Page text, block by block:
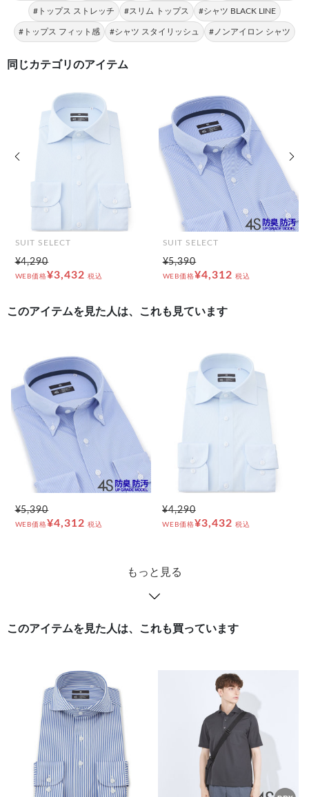
#トップス ストレッチ #スリム トップス #シャツ BLACK LINE
#トップス フィット感 #シャツ スタイリッシュ #ノンアイロン シャツ
同じカテゴリのアイテム
SUIT SELECT
¥4,290
WEB価格¥3,432 税込
SUIT SELECT
¥5,390
WEB価格¥4,312 税込
前の画像
このアイテムを見た人は、これも見ています
¥5,390
WEB価格¥4,312 税込
¥4,290
WEB価格¥3,432 税込
もっと見る
このアイテムを見た人は、これも買っています